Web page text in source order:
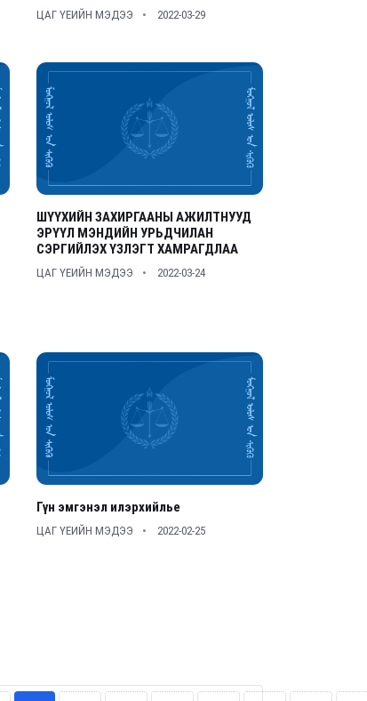
ЦАГ ҮЕИЙН МЭДЭЭ 2022-03-29
ШҮҮХИЙН ЗАХИРГААНЫ АЖИЛТНУУД
ЭРҮҮЛ МЭНДИЙН УРЬДЧИЛАН
СЭРГИЙЛЭХ ҮЗЛЭГТ ХАМРАГДЛАА
ЦАГ ҮЕИЙН МЭДЭЭ 2022-03-24
Гүн эмгэнэл илэрхийлье
ЦАГ ҮЕИЙН МЭДЭЭ 2022-02-25